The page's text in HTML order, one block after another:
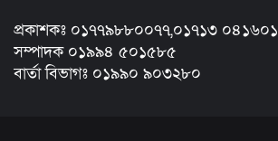
প্রকাশকঃ ০১৭৭৯৮৮০০৭৭,০১৭১৩ ০৪১৬০১
সম্পাদক ০১৯৯৪ ৫০১৫৮৫
বার্তা বিভাগঃ ০১৯৯০ ৯০৩২৮০